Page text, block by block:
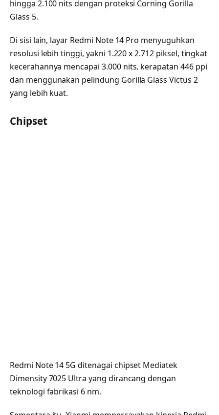
hingga 2.100 nits dengan proteksi Corning Gorilla
Glass 5.
Di sisi lain, layar Redmi Note 14 Pro menyuguhkan
resolusi lebih tinggi, yakni 1.220 x 2.712 piksel, tingkat
kecerahannya mencapai 3.000 nits, kerapatan 446 ppi
dan menggunakan pelindung Gorilla Glass Victus 2
yang lebih kuat.
Chipset
Redmi Note 14 5G ditenagai chipset Mediatek
Dimensity 7025 Ultra yang dirancang dengan
teknologi fabrikasi 6 nm.